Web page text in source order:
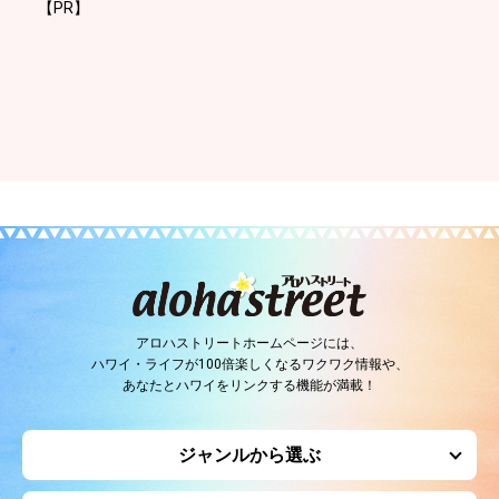
【PR】
アロハストリートホームページには、
ハワイ・ライフが100倍楽しくなるワクワク情報や、
あなたとハワイをリンクする機能が満載！
ジャンルから選ぶ